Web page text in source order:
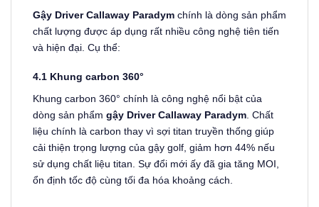
Gậy Driver Callaway Paradym chính là dòng sản phẩm
chất lượng được áp dụng rất nhiều công nghệ tiên tiến
và hiện đại. Cụ thể:
4.1 Khung carbon 360°
Khung carbon 360° chính là công nghệ nổi bật của
dòng sản phẩm gậy Driver Callaway Paradym . Chất
liệu chính là carbon thay vì sợi titan truyền thống giúp
cải thiện trọng lượng của gậy golf, giảm hơn 44% nếu
sử dụng chất liệu titan. Sự đổi mới ấy đã gia tăng MOI,
ổn định tốc độ cùng tối đa hóa khoảng cách.